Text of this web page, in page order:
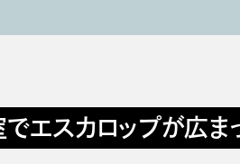
エスカロップが広ま